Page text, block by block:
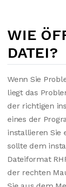
WIE
DATEI?
Wenn Sie
liegt das
der richtigen
eines der
installieren Sie
sollte dem
Dateiformat
der rechten